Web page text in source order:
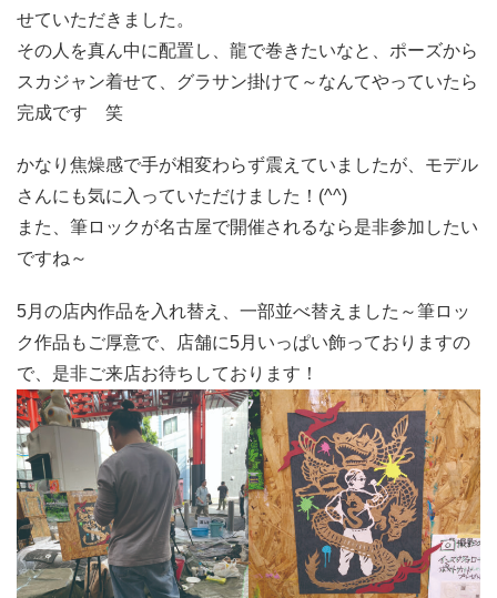
せていただきました。
その人を真ん中に配置し、龍で巻きたいなと、ポーズから
スカジャン着せて、グラサン掛けて～なんてやっていたら
完成です 笑
かなり焦燥感で手が相変わらず震えていましたが、モデル
さんにも気に入っていただけました！(^^)
また、筆ロックが名古屋で開催されるなら是非参加したい
ですね～
5月の店内作品を入れ替え、一部並べ替えました～筆ロッ
ク作品もご厚意で、店舗に5月いっぱい飾っておりますの
で、是非ご来店お待ちしております！